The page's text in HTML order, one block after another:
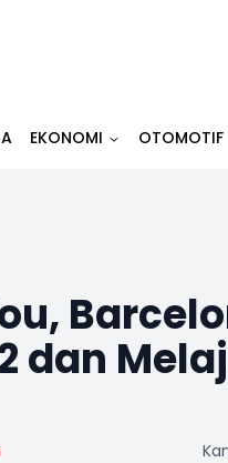
EKONOMI OTOMOTIF
dan